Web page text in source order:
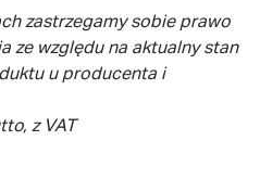
zastrzegamy sobie prawo
ze względu na aktualny stan
u producenta i
z VAT